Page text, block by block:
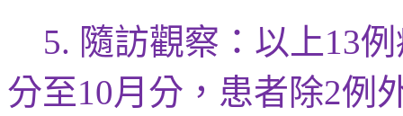
5. 隨訪觀察 ：以上13
分至10月分，患者除2例